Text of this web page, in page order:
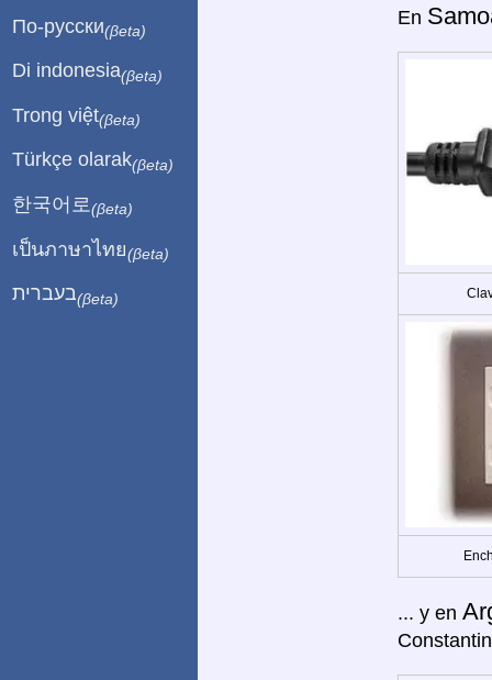
En
... y en
По-русски(βeta)
Di indonesia(βeta)
Trong việt(βeta)
Türkçe olarak(βeta)
한국어로 (βeta)
เป็นภาษาไทย(βeta)
בעברית(βeta)